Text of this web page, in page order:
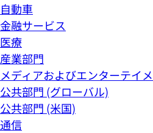
自動車
金融サービス
医療
産業部門
メディアおよびエンターテイ
公共部門 (グローバル)
公共部門 (米国)
通信